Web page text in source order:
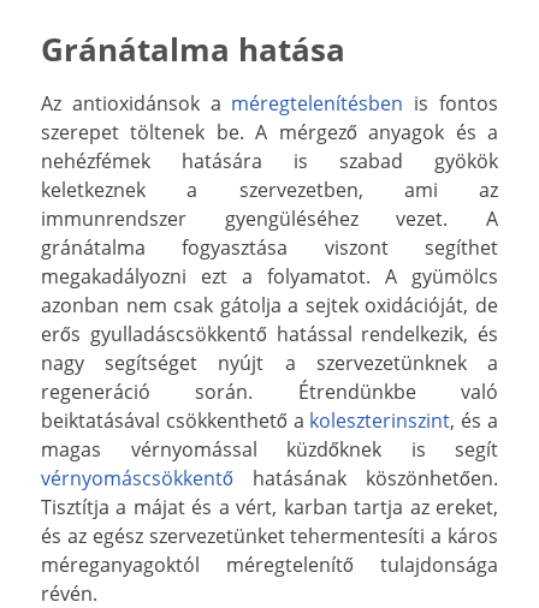
Gránátalma hatása
Az antioxidánsok a méregtelenítésben is fontos
szerepet töltenek be. A mérgező anyagok és a
nehézfémek hatására is szabad gyökök
keletkeznek a szervezetben, ami az
immunrendszer gyengüléséhez vezet. A
gránátalma fogyasztása viszont segíthet
megakadályozni ezt a folyamatot. A gyümölcs
azonban nem csak gátolja a sejtek oxidációját, de
erős gyulladáscsökkentő hatással rendelkezik, és
nagy segítséget nyújt a szervezetünknek a
regeneráció során. Étrendünkbe való
beiktatásával csökkenthető a koleszterinszint, és a
magas vérnyomással küzdőknek is segít
vérnyomáscsökkentő hatásának köszönhetően.
Tisztítja a májat és a vért, karban tartja az ereket,
és az egész szervezetünket tehermentesíti a káros
méreganyagoktól méregtelenítő tulajdonsága
révén.